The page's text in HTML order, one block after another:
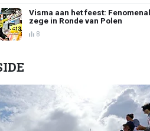
Visma aan het feest:
zege in Ronde van Polen
8